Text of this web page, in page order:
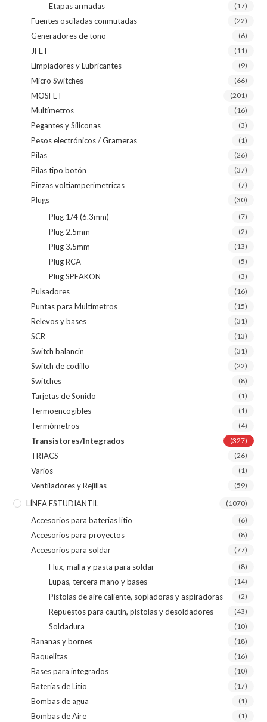
Etapas armadas (17)
Fuentes osciladas conmutadas (22)
Generadores de tono (6)
JFET (11)
Limpiadores y Lubricantes (9)
Micro Switches (66)
MOSFET (201)
Multímetros (16)
Pegantes y Siliconas (3)
Pesos electrónicos / Grameras (1)
Pilas (26)
Pilas tipo botón (37)
Pinzas voltiamperimetricas (7)
Plugs (30)
Plug 1/4 (6.3mm) (7)
Plug 2.5mm (2)
Plug 3.5mm (13)
Plug RCA (5)
Plug SPEAKON (3)
Pulsadores (16)
Puntas para Multímetros (15)
Relevos y bases (31)
SCR (13)
Switch balancin (31)
Switch de codillo (22)
Switches (8)
Tarjetas de Sonido (1)
Termoencogibles (1)
Termómetros (4)
Transistores/Integrados (327)
TRIACS (26)
Varios (1)
Ventiladores y Rejillas (59)
LÍNEA ESTUDIANTIL (1070)
Accesorios para baterias litio (6)
Accesorios para proyectos (8)
Accesorios para soldar (77)
Flux, malla y pasta para soldar (8)
Lupas, tercera mano y bases (14)
Pistolas de aire caliente, sopladoras y aspiradoras (2)
Repuestos para cautín, pistolas y desoldadores (43)
Soldadura (10)
Bananas y bornes (18)
Baquelitas (16)
Bases para integrados (10)
Baterías de Litio (17)
Bombas de agua (1)
Bombas de Aire (1)